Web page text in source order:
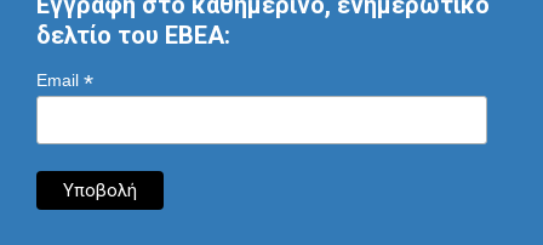
δελτίο του ΕΒΕΑ:
Email *